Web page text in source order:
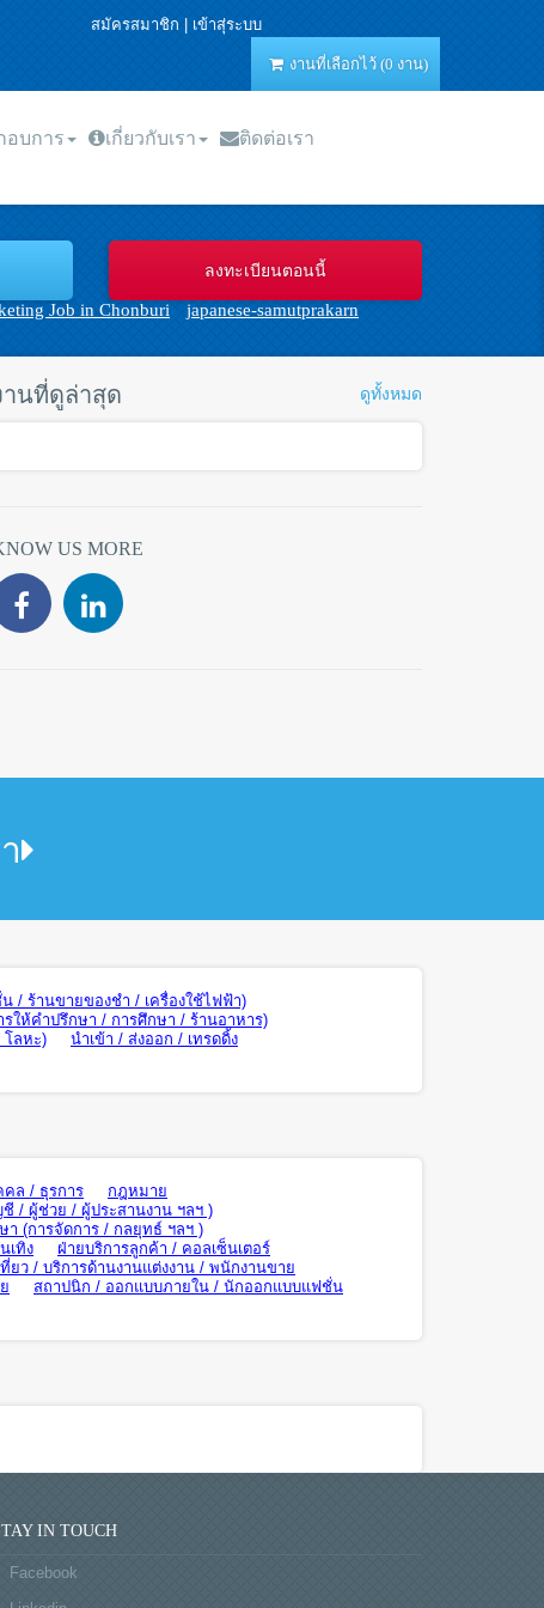
สมัครสมาชิก | เข้าสุ่ระบบ
งานที่เลือกไว้ (0 งาน)
อบการ เกี่ยวกับเรา
ติดต่อเรา
Job in Chonburi japanese-samutprakarn
านที่ดูล่าสุด ดูทั้งหมด
US MORE
/ ร้านขายของชำ / เครื่องใช้ไฟฟ้า)
ให้คำปรึกษา / การศึกษา / ร้านอาหาร)
โลหะ)
นำเข้า / ส่งออก / เทรดดิ้ง
ล / ธุรการ
กฎหมาย
/ ผู้ช่วย / ผู้ประสานงาน ฯลฯ )
า (การจัดการ / กลยุทธ์ ฯลฯ )
เทิง
ฝ่ายบริการลูกค้า / คอลเซ็นเตอร์
ยว / บริการด้านงานแต่งงาน / พนักงานขาย
สถาปนิก / ออกแบบภายใน / นักออกแบบแฟชั่น
IN TOUCH
Facebook